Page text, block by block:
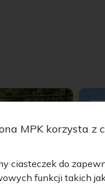
MPK korzysta z
ciasteczek do
funkcji takich